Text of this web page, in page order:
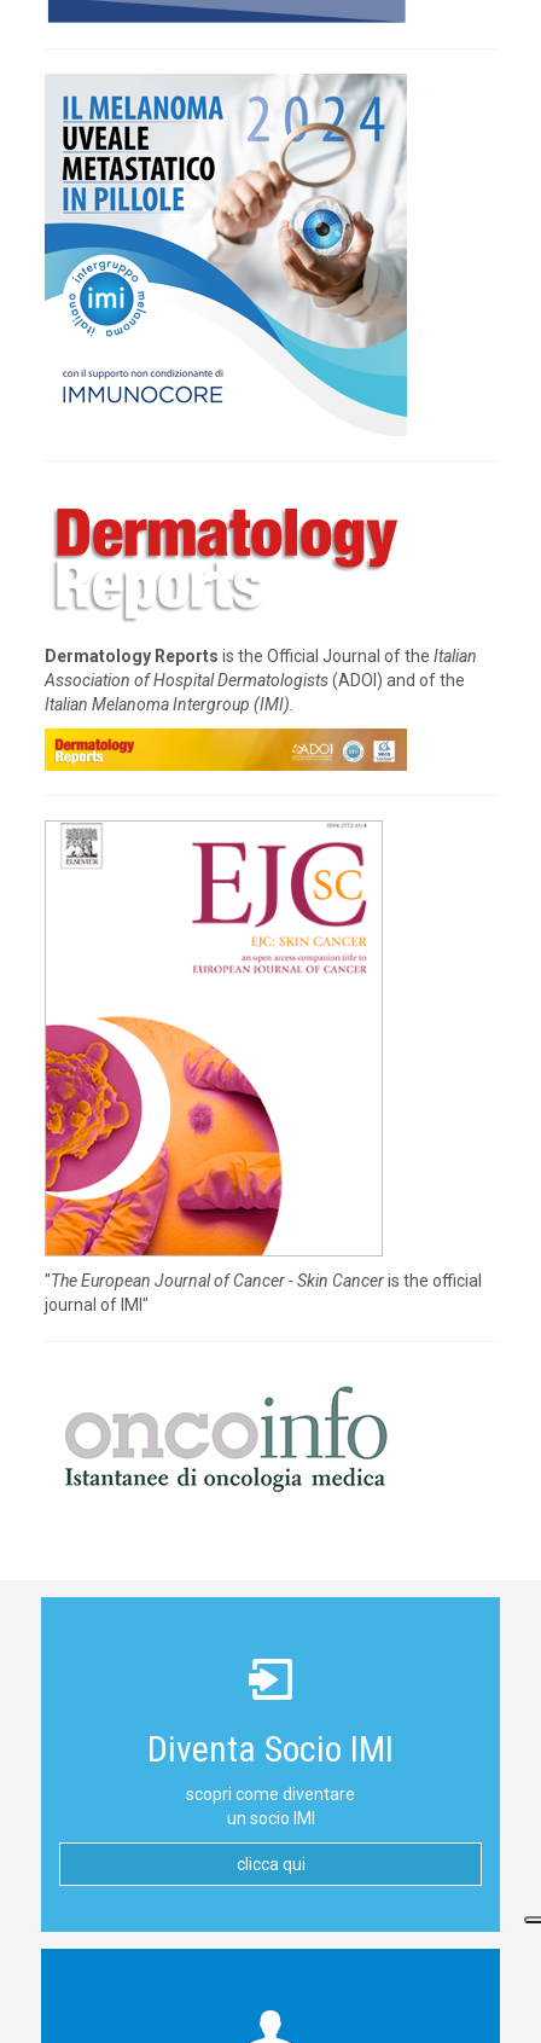
Dermatology Reports is the Official Journal of the Italian
Association of Hospital Dermatologists(ADOI) and of the
Italian Melanoma Intergroup (IMI).
"The European Journal of Cancer - Skin Canceris the official
journal of IMI"
Diventa Socio IMI
scopri come diventare
un socio IMI
clicca qui